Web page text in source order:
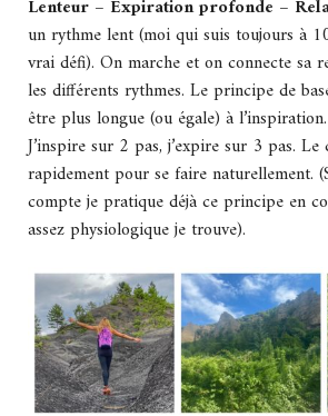
Lenteur – Expiration profonde –
un rythme lent (moi qui suis toujours à
vrai défi). On marche et on connecte sa
les différents rythmes. Le principe de
être plus longue (ou égale) à
J’inspire sur 2 pas, j’expire sur 3 pas. Le
rapidement pour se faire naturellement.
compte je pratique déjà ce principe en
assez physiologique je trouve).